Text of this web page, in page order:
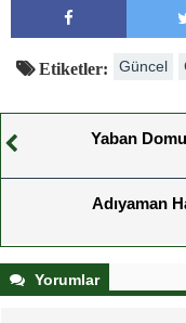
Etiketler: Güncel
Yaban
Adıyaman
Yorumlar